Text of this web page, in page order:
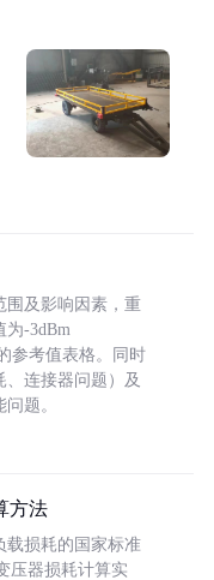
围及影响因素，重
为-3dBm
参考值表格。同时
连接器问题）及
题。
方法
载损耗的国家标准
压器损耗计算实